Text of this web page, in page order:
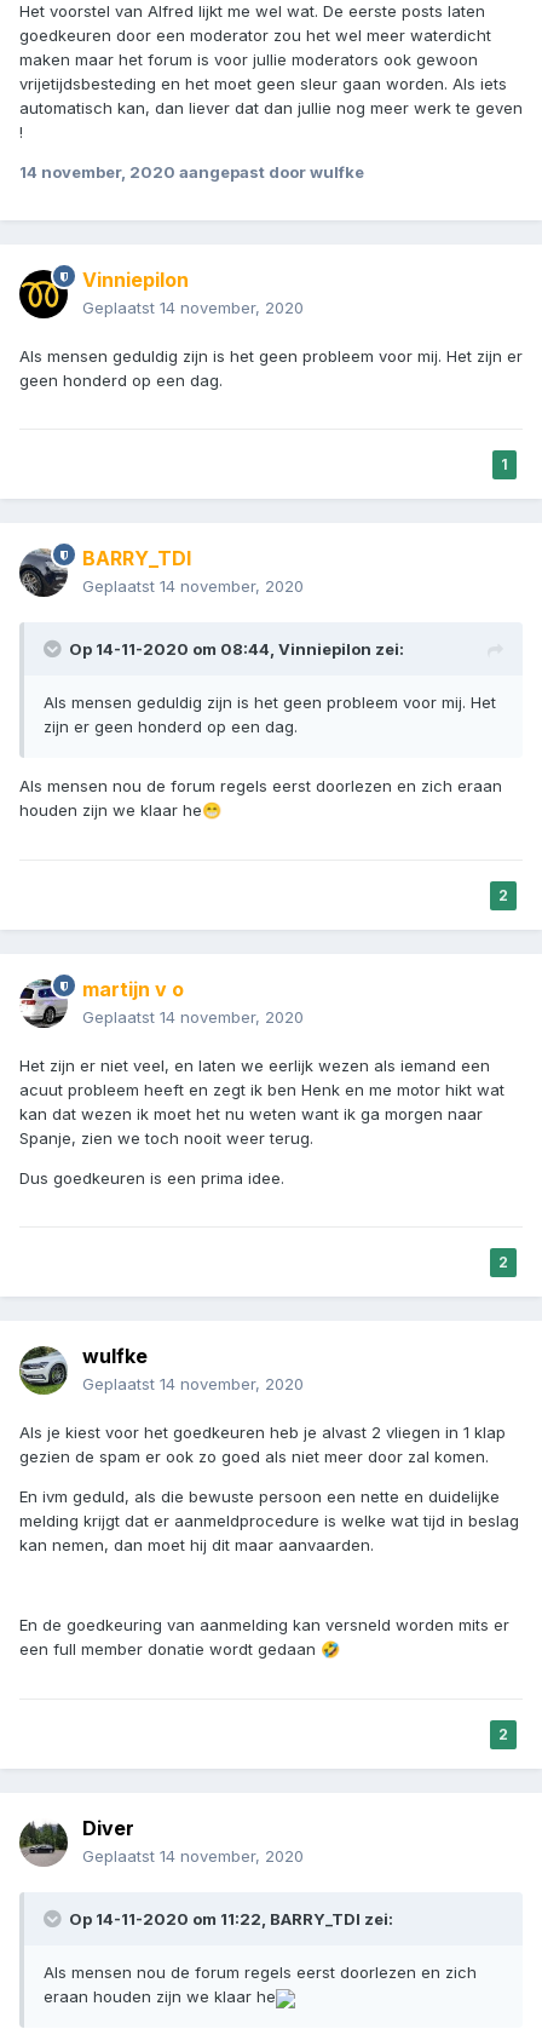
Het voorstel van Alfred lijkt me wel wat. De eerste posts laten
goedkeuren door een moderator zou het wel meer waterdicht
maken maar het forum is voor jullie moderators ook gewoon
vrijetijdsbesteding en het moet geen sleur gaan worden. Als iets
automatisch kan, dan liever dat dan jullie nog meer werk te geven
!
14 november, 2020 aangepast door wulfke
Vinniepilon
Geplaatst 14 november, 2020
Als mensen geduldig zijn is het geen probleem voor mij. Het zijn er
geen honderd op een dag.
1
BARRY_TDI
Geplaatst 14 november, 2020
Op 14-11-2020 om 08:44, Vinniepilon zei:
Als mensen geduldig zijn is het geen probleem voor mij. Het
zijn er geen honderd op een dag.
Als mensen nou de forum regels eerst doorlezen en zich eraan
houden zijn we klaar he😁
2
martijn v o
Geplaatst 14 november, 2020
Het zijn er niet veel, en laten we eerlijk wezen als iemand een
acuut probleem heeft en zegt ik ben Henk en me motor hikt wat
kan dat wezen ik moet het nu weten want ik ga morgen naar
Spanje, zien we toch nooit weer terug.
Dus goedkeuren is een prima idee.
2
wulfke
Geplaatst 14 november, 2020
Als je kiest voor het goedkeuren heb je alvast 2 vliegen in 1 klap
gezien de spam er ook zo goed als niet meer door zal komen.
En ivm geduld, als die bewuste persoon een nette en duidelijke
melding krijgt dat er aanmeldprocedure is welke wat tijd in beslag
kan nemen, dan moet hij dit maar aanvaarden.
En de goedkeuring van aanmelding kan versneld worden mits er
een full member donatie wordt gedaan 🤣
2
Diver
Geplaatst 14 november, 2020
Op 14-11-2020 om 11:22, BARRY_TDI zei:
Als mensen nou de forum regels eerst doorlezen en zich
eraan houden zijn we klaar he